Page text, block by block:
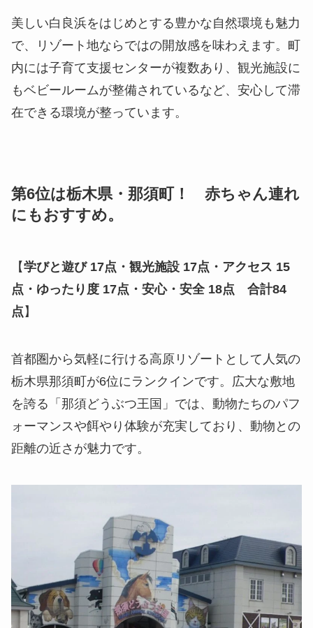
美しい白良浜をはじめとする豊かな自然環境も魅力
で、リゾート地ならではの開放感を味わえます。町
内には子育て支援センターが複数あり、観光施設に
もベビールームが整備されているなど、安心して滞
在できる環境が整っています。
第6位は栃木県・那須町！ 赤ちゃん連れ
にもおすすめ。
【学びと遊び 17点・観光施設 17点・アクセス 15
点・ゆったり度 17点・安心・安全 18点 合計84
点 】
首都圏から気軽に行ける高原リゾートとして人気の
栃木県那須町が6位にランクインです。広大な敷地
を誇る「那須どうぶつ王国」では、動物たちのパフ
ォーマンスや餌やり体験が充実しており、動物との
距離の近さが魅力です。